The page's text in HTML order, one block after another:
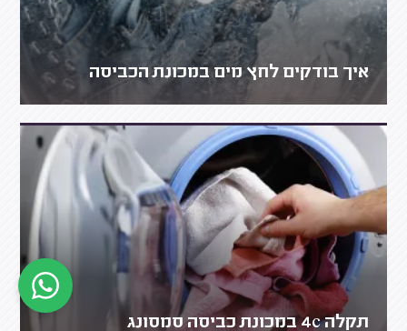
איך בודקים לחץ מים במכונת הכביסה
תקלה 4c במכונת כביסה סמסונג